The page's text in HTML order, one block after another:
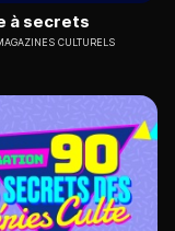
à secrets
CULTURELS